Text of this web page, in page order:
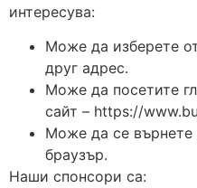
интересува:
Може да изберете
друг адрес.
Може да посетите
сайт – https://
Може да се върнете
браузър.
Наши спонсори са: